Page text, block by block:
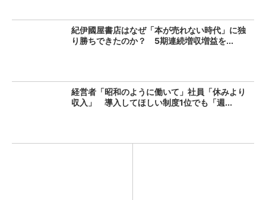
紀伊國屋書店はなぜ「本が売れない時代」に独
り勝ちできたのか？ 5期連続増収増益を...
経営者「昭和のように働いて」社員「休みより
収入」 導入してほしい制度1位でも「週...